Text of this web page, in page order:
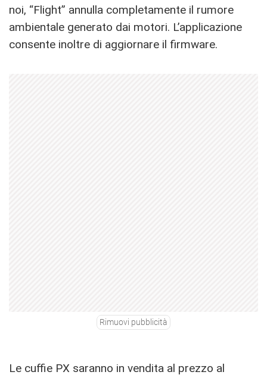
noi, “Flight” annulla completamente il rumore
ambientale generato dai motori. L’applicazione
consente inoltre di aggiornare il firmware.
Rimuovi pubblicità
Le cuffie PX saranno in vendita al prezzo al